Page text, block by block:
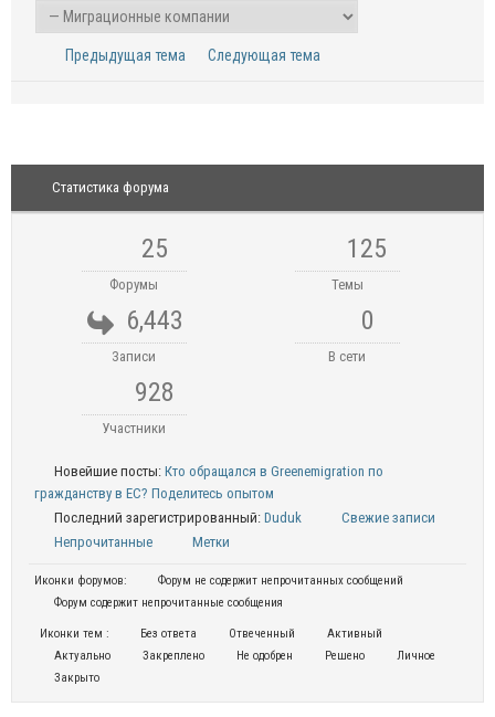
Предыдущая тема Следующая тема
Статистика форума
25
Форумы
125
Темы
6,443
Записи
0
В сети
928
Участники
Новейшие посты: Кто обращался в Greenemigration по
гражданству в ЕС? Поделитесь опытом
Последний зарегистрированный: Duduk
Свежие записи
Непрочитанные
Метки
Иконки форумов:
Форум не содержит непрочитанных сообщений
Форум содержит непрочитанные сообщения
Иконки тем : Без ответа Отвеченный
Активный
Актуально
Закреплено Не одобрен Решено
Личное
Закрыто